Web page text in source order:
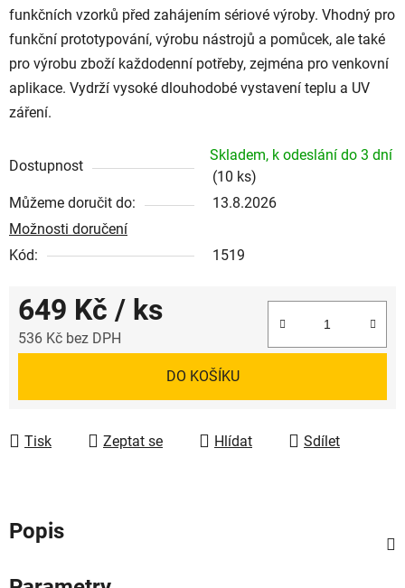
funkčních vzorků před zahájením sériové výroby. Vhodný pro
funkční prototypování, výrobu nástrojů a pomůcek, ale také
pro výrobu zboží každodenní potřeby, zejména pro venkovní
aplikace. Vydrží vysoké dlouhodobé vystavení teplu a UV
záření.
Dostupnost
Skladem, k odeslání do 3 dní
(10 ks)
Můžeme doručit do:
13.8.2026
Možnosti doručení
Kód:
1519
649 Kč / ks
536 Kč bez DPH
DO KOŠÍKU
Tisk Zeptat se Hlídat Sdílet
Popis